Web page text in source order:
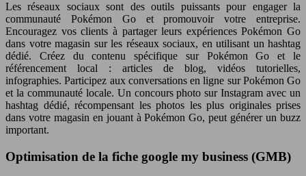
Les réseaux sociaux sont des outils puissants pour engager la
communauté Pokémon Go et promouvoir votre entreprise.
Encouragez vos clients à partager leurs expériences Pokémon Go
dans votre magasin sur les réseaux sociaux, en utilisant un hashtag
dédié. Créez du contenu spécifique sur Pokémon Go et le
référencement local : articles de blog, vidéos tutorielles,
infographies. Participez aux conversations en ligne sur Pokémon Go
et la communauté locale. Un concours photo sur Instagram avec un
hashtag dédié, récompensant les photos les plus originales prises
dans votre magasin en jouant à Pokémon Go, peut générer un buzz
important.
Optimisation de la fiche google my business (GMB)